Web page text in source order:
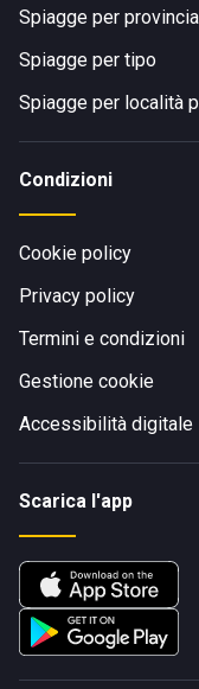
Spiagge per provincia
Spiagge per tipo
Spiagge per località
Condizioni
Cookie policy
Privacy policy
Termini e condizioni
Gestione cookie
Accessibilità digitale
Scarica l'app